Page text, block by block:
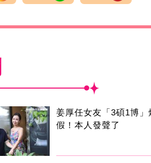
姜厚任女友「3碩1博」
假！本人發聲了